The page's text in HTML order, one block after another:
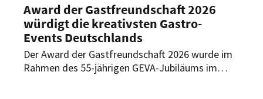
Award der Gastfreundschaft 2026
würdigt die kreativsten Gastro-
Events Deutschlands
Der Award der Gastfreundschaft 2026 wurde im
Rahmen des 55-jährigen GEVA-Jubiläums im